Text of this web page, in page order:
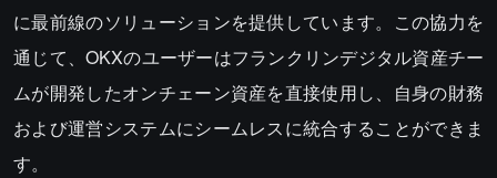
に最前線のソリューションを提供しています。この協力を
通じて、OKXのユーザーはフランクリンデジタル資産チー
ムが開発したオンチェーン資産を直接使用し、自身の財務
および運営システムにシームレスに統合することができま
す。